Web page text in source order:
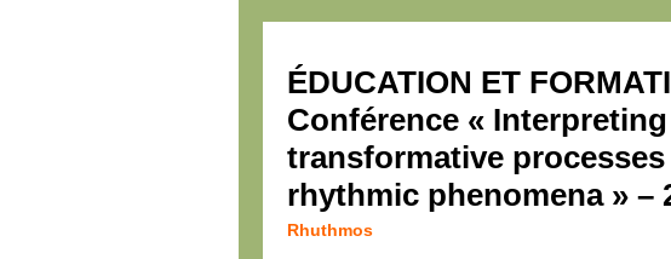
ÉDUCATION ET
Conférence «
transformative
rhythmic phenomena » –
Rhuthmos